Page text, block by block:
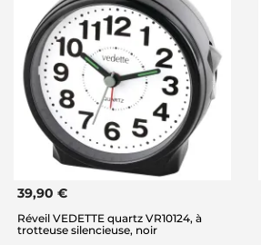
39,90 €
Réveil VEDETTE quartz VR10124, à
trotteuse silencieuse, noir